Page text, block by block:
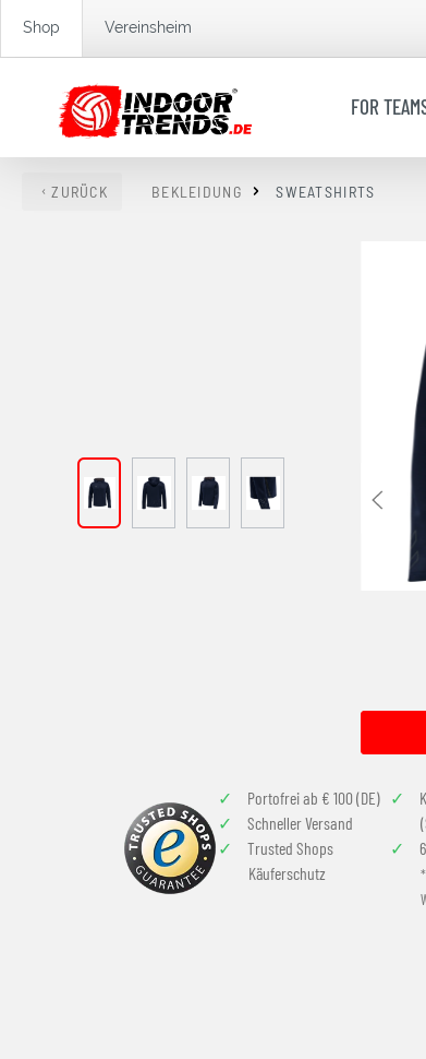
Zur Hauptnavigation springen
Shop Vereinsheim
FOR
ZURÜCK BEKLEIDUNG SWEATSHIRTS
Portofrei ab € 100 (DE)
Schneller Versand
Trusted Shops
Käuferschutz